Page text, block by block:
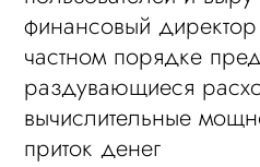
финансовый
частном порядке
раздувающиеся
вычислительные
приток денег